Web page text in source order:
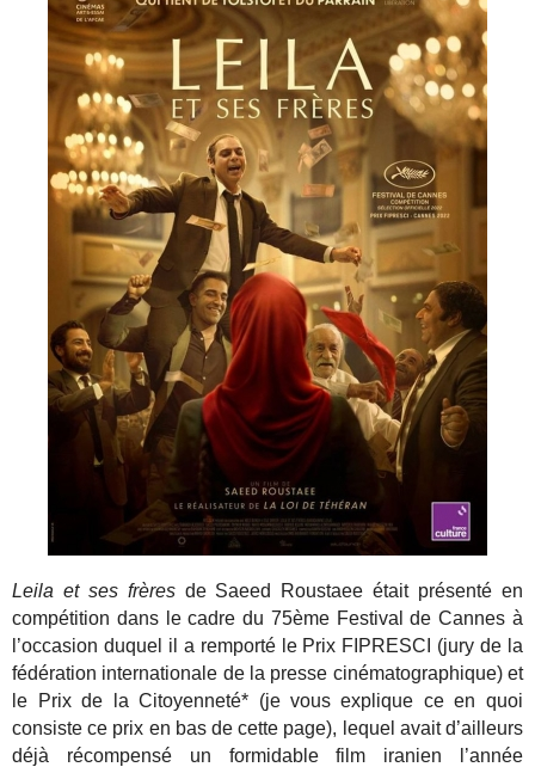
Leila et ses frèresde Saeed Roustaee était présenté en
compétition dans le cadre du 75ème Festival de Cannes à
l’occasion duquel il a remporté le Prix FIPRESCI (jury de la
fédération internationale de la presse cinématographique) et
le Prix de la Citoyenneté* (je vous explique ce en quoi
consiste ce prix en bas de cette page), lequel avait d’ailleurs
déjà récompensé un formidable film iranien l’année